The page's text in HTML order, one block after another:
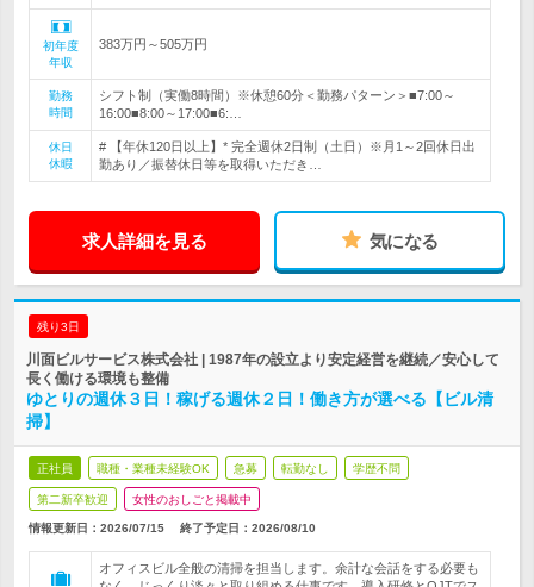
初年度
年収
383万円～505万円
勤務
時間
シフト制（実働8時間）※休憩60分＜勤務パターン＞■7:00～
16:00■8:00～17:00■6:…
休日
休暇
# 【年休120日以上】* 完全週休2日制（土日）※月1～2回休日出
勤あり／振替休日等を取得いただき…
求人詳細を見る 気になる
残り3日
川面ビルサービス株式会社 | 1987年の設立より安定経営を継続／安心して
長く働ける環境も整備
ゆとりの週休３日！稼げる週休２日！働き方が選べる【ビル清
掃】
正社員 職種・業種未経験OK 急募 転勤なし 学歴不問
第二新卒歓迎 女性のおしごと掲載中
情報更新日：2026/07/15 終了予定日： 2026/08/10
オフィスビル全般の清掃を担当します。余計な会話をする必要も